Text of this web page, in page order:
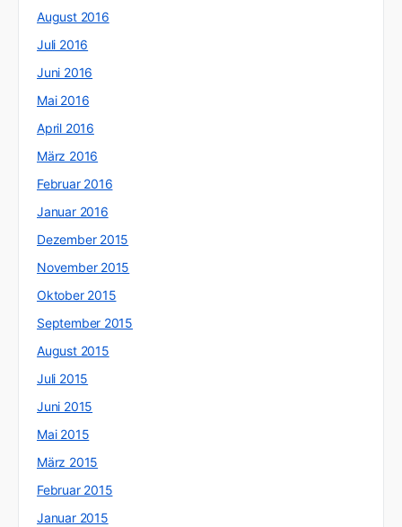
August 2016
Juli 2016
Juni 2016
Mai 2016
April 2016
März 2016
Februar 2016
Januar 2016
Dezember 2015
November 2015
Oktober 2015
September 2015
August 2015
Juli 2015
Juni 2015
Mai 2015
März 2015
Februar 2015
Januar 2015